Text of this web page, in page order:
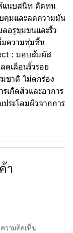
แนบสนิท ติดทน
คุมและลดความมัน
อรูขุมขนและริ้ว
มความชุ่มชื้น
: มอบสัมผัส
ดเลือนริ้วรอย
มชาติ ไม่ตกร่อง
เกิดสิวและอาการ
ระโลมผิวจากการ
า
วามคิดเห็น